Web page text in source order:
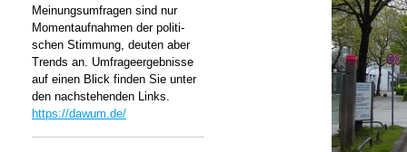
Meinungsumfragen sind nur
Momentaufnahmen der politi-
schen Stimmung, deuten aber
Trends an. Umfrageergebnisse
auf einen Blick finden Sie unter
den nachstehenden Links.
https://dawum.de/